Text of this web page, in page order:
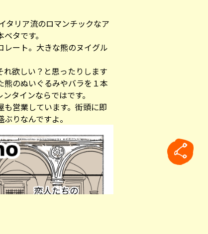
タリア流のロマンチックなア
タです。
レート。大きな熊のヌイグル
欲しい？と思ったりします
のぬいぐるみやバラを１本
タインならではです。
営業しています。街頭に即
りなんですよ。